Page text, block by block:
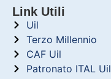
Link Utili
Uil
Terzo Millennio
CAF Uil
Patronato ITAL Uil